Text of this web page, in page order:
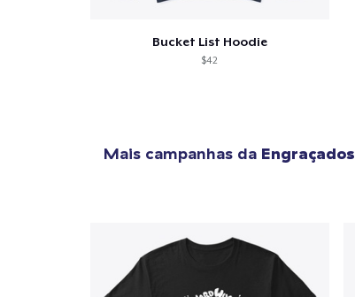
Bucket List Hoodie
$42
Mais campanhas da Engraçados